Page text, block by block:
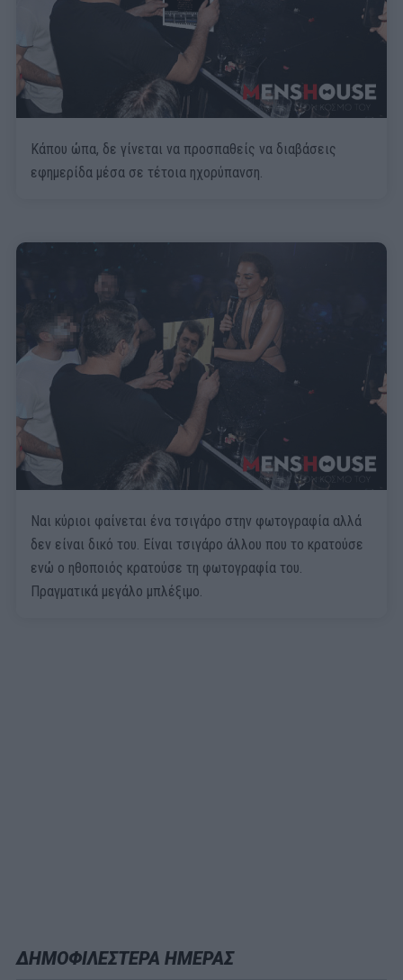
Κάπου ώπα, δε γίνεται να προσπαθείς να διαβάσεις
εφημερίδα μέσα σε τέτοια ηχορύπανση.
Ναι κύριοι φαίνεται ένα τσιγάρο στην φωτογραφία αλλά
δεν είναι δικό του. Είναι τσιγάρο άλλου που το κρατούσε
ενώ ο ηθοποιός κρατούσε τη φωτογραφία του.
Πραγματικά μεγάλο μπλέξιμο.
ΔΗΜΟΦΙΛΕΣΤΕΡΑ ΗΜΕΡΑΣ